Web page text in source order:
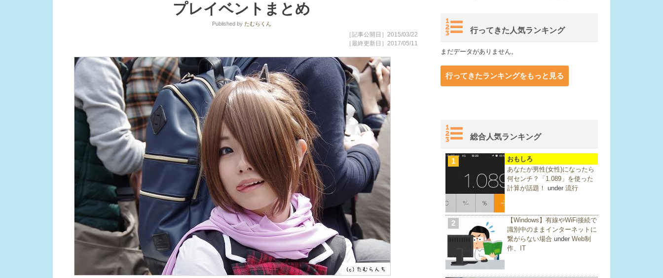
プレイベントまとめ
Published by たむらくん
［記事公開日］2015/03/22
［最終更新日］2017/05/11
行ってきた人気ランキング
まだデータがありません。
行ってきたランキングをもっと見る
総合人気ランキング
1
おもしろ
あなたが男性(女性)になったら
何センチ？「1.089」を使った
計算が話題！ under 流行
2
【Windows】有線やWiFi接続で
識別中のままインターネットに
繋がらない場合 under Web制
作、IT